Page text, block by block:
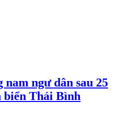
ngư dân sau 25
biển Thái Bình